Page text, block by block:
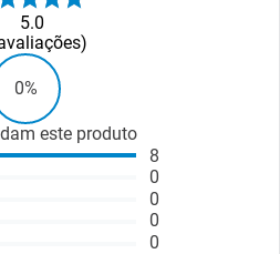
5.0
0%
este produto
8
0
0
0
0